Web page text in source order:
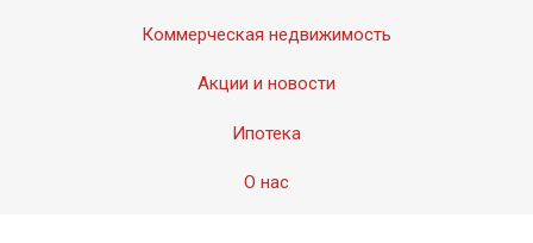
Коммерческая недвижимость
Акции и новости
Ипотека
О нас